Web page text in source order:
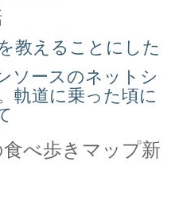
教えることにした
ソースのネットシ
軌道に乗った頃に
べ歩きマップ新